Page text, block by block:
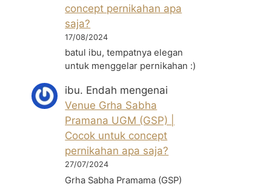
concept pernikahan apa
saja?
17/08/2024
batul ibu, tempatnya elegan
untuk menggelar pernikahan :)
ibu. Endah mengenai
Venue Grha Sabha
Pramana UGM (GSP) |
Cocok untuk concept
pernikahan apa saja?
27/07/2024
Grha Sabha Pramama (GSP)